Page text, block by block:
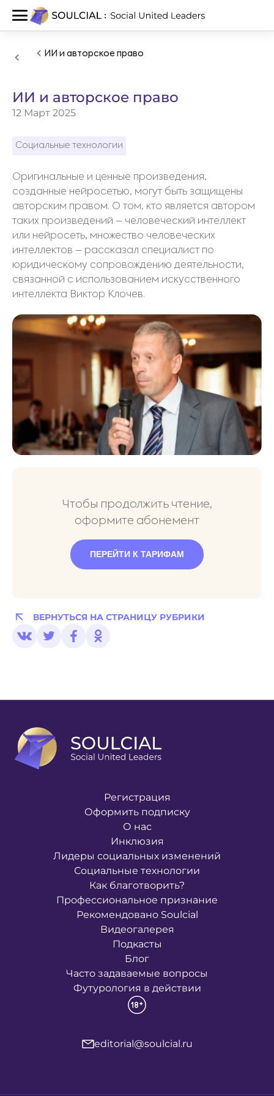
ИИ и авторское право
ИИ и авторское право
12 Март 2025
Социальные технологии
Оригинальные и ценные произведения,
созданные нейросетью, могут быть защищены
авторским правом. О том, кто является автором
таких произведений – человеческий интеллект
или нейросеть, множество человеческих
интеллектов – рассказал специалист по
юридическому сопровождению деятельности,
связанной с использованием искусственного
интеллекта Виктор Клочев.
Чтобы продолжить чтение,
оформите абонемент
ПЕРЕЙТИ К ТАРИФАМ
ВЕРНУТЬСЯ НА СТРАНИЦУ РУБРИКИ
Регистрация
Оформить подписку
О нас
Инклюзия
Лидеры социальных изменений
Социальные технологии
Как благотворить?
Профессиональное признание
Рекомендовано Soulcial
Видеогалерея
Подкасты
Блог
Часто задаваемые вопросы
Футурология в действии
editorial@soulcial.ru